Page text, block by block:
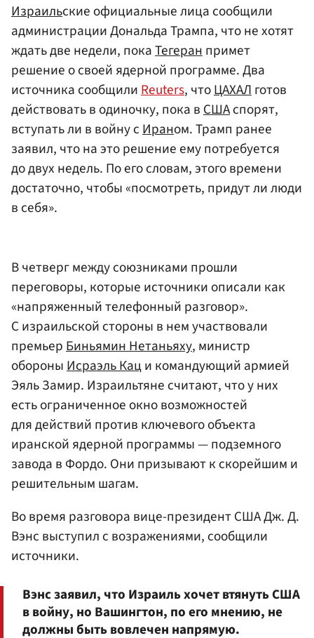
Израильские официальные лица сообщили
администрации Дональда Трампа, что не хотят
ждать две недели, покаТегеран примет
решение о своей ядерной программе. Два
источника сообщили Reuters, чтоЦАХАЛ готов
действовать в одиночку, пока в СШАспорят,
вступать ли в войну с Ираном. Трамп ранее
заявил, что на это решение ему потребуется
до двух недель. По его словам, этого времени
достаточно, чтобы «посмотреть, придут ли люди
в себя».
В четверг между союзниками прошли
переговоры, которые источники описали как
«напряженный телефонный разговор».
С израильской стороны в нем участвовали
премьерБиньямин Нетаньяху, министр
обороныИсраэль Каци командующий армией
Эяль Замир. Израильтяне считают, что у них
есть ограниченное окно возможностей
для действий против ключевого объекта
иранской ядерной программы — подземного
завода в Фордо. Они призывают к скорейшим и
решительным шагам.
Во время разговора вице-президент США Дж. Д.
Вэнс выступил с возражениями, сообщили
источники.
Вэнс заявил, что Израиль хочет втянуть США
в войну, но Вашингтон, по его мнению, не
должны быть вовлечен напрямую.